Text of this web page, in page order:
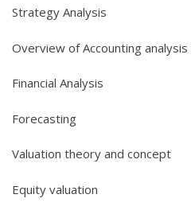
Strategy Analysis
Overview of Accounting analysis
Financial Analysis
Forecasting
Valuation theory and concept
Equity valuation